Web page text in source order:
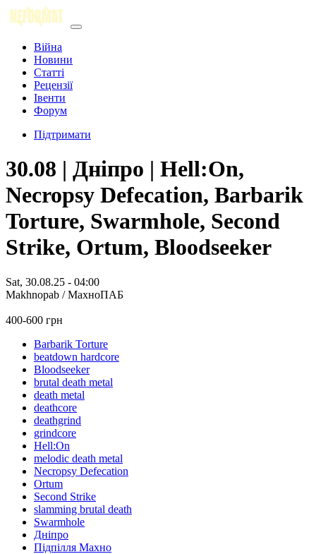
Війна
Новини
Статті
Рецензії
Івенти
Форум
Підтримати
30.08 | Дніпро | Hell:On,
Necropsy Defecation, Barbarik
Torture, Swarmhole, Second
Strike, Ortum, Bloodseeker
Sat, 30.08.25 - 04:00
Makhnopab / МахноПАБ
400-600 грн
Barbarik Torture
beatdown hardcore
Bloodseeker
brutal death metal
death metal
deathcore
deathgrind
grindcore
Hell:On
melodic death metal
Necropsy Defecation
Ortum
Second Strike
slamming brutal death
Swarmhole
Дніпро
Підпілля Махно